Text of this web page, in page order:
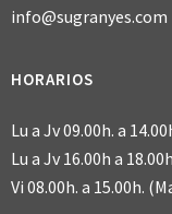
info@sugranyes.com
HORARIOS
Lu a Jv 09.00h. a
Lu a Jv 16.00h a
Vi 08.00h. a 15.00h.